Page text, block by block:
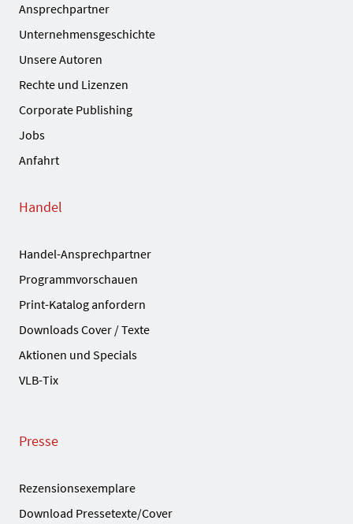
Ansprechpartner
Unternehmensgeschichte
Unsere Autoren
Rechte und Lizenzen
Corporate Publishing
Jobs
Anfahrt
Handel
Handel-Ansprechpartner
Programmvorschauen
Print-Katalog anfordern
Downloads Cover / Texte
Aktionen und Specials
VLB-Tix
Presse
Rezensionsexemplare
Download Pressetexte/Cover